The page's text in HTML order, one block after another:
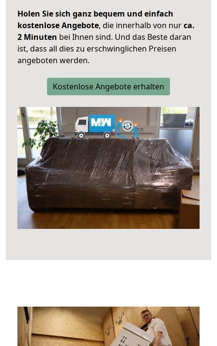
Holen Sie sich ganz bequem und einfach
kostenlose Angebote, die innerhalb von nurca.
2 Minuten bei Ihnen sind. Und das Beste daran
ist, dass all dies zu erschwinglichen Preisen
angeboten werden.
Kostenlose Angebote erhalten